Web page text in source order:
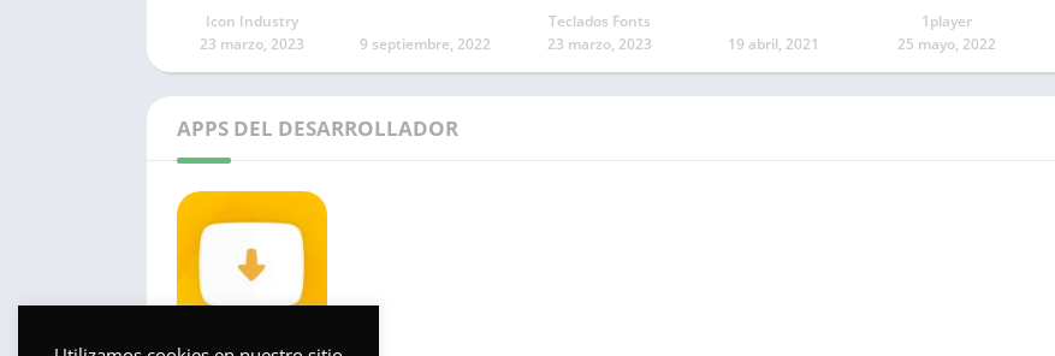
Icon Industry
23 marzo, 2023
9 septiembre, 2022
Teclados Fonts
23 marzo, 2023
19 abril, 2021
1player
25 mayo, 2022
APPS DEL DESARROLLADOR